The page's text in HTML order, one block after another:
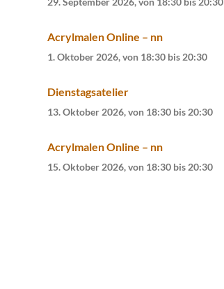
Acrylmalen Online – nn
1. Oktober 2026, von 18:30 bis 20:30
Dienstagsatelier
13. Oktober 2026, von 18:30 bis 20:30
Acrylmalen Online – nn
15. Oktober 2026, von 18:30 bis 20:30